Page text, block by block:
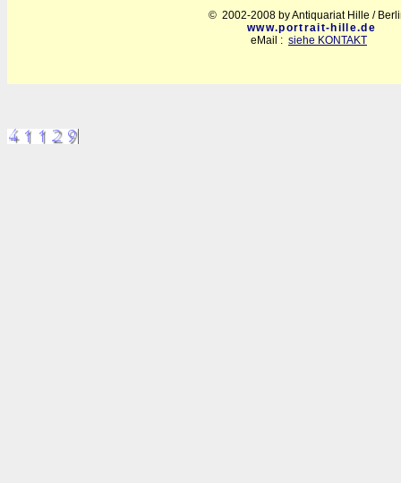
© 2002-2008 by Antiquariat Hille /
www.portrait-hille.de
eMail : siehe KONTAKT